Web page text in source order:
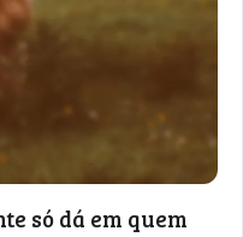
só dá em quem